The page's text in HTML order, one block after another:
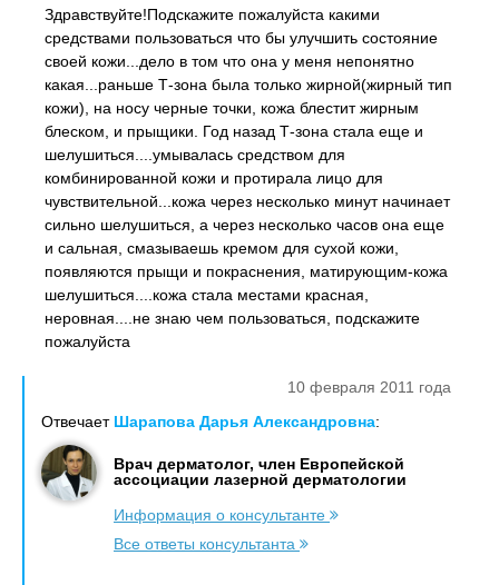
Здравствуйте!Подскажите пожалуйста какими
средствами пользоваться что бы улучшить состояние
своей кожи...дело в том что она у меня непонятно
какая...раньше Т-зона была только жирной(жирный тип
кожи), на носу черные точки, кожа блестит жирным
блеском, и прыщики. Год назад Т-зона стала еще и
шелушиться....умывалась средством для
комбинированной кожи и протирала лицо для
чувствительной...кожа через несколько минут начинает
сильно шелушиться, а через несколько часов она еще
и сальная, смазываешь кремом для сухой кожи,
появляются прыщи и покраснения, матирующим-кожа
шелушиться....кожа стала местами красная,
неровная....не знаю чем пользоваться, подскажите
пожалуйста
10 февраля 2011 года
Отвечает Шарапова Дарья Александровна:
Врач дерматолог, член Европейской
ассоциации лазерной дерматологии
Информация о консультанте
Все ответы консультанта